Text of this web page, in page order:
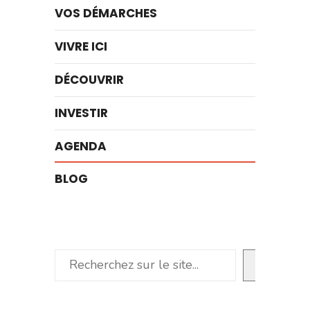
VOS DÉMARCHES
VIVRE ICI
DÉCOUVRIR
INVESTIR
AGENDA
BLOG
Rechercher